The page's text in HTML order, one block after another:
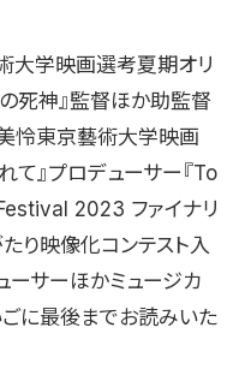
大学映画選考夏期オリ
の死神』監督ほか助監督
怜東京藝術大学映画
て』プロデューサー『To
2023 ファイナリ
り映像化コンテスト入
ーサーほかミュージカ
に最後までお読みいた